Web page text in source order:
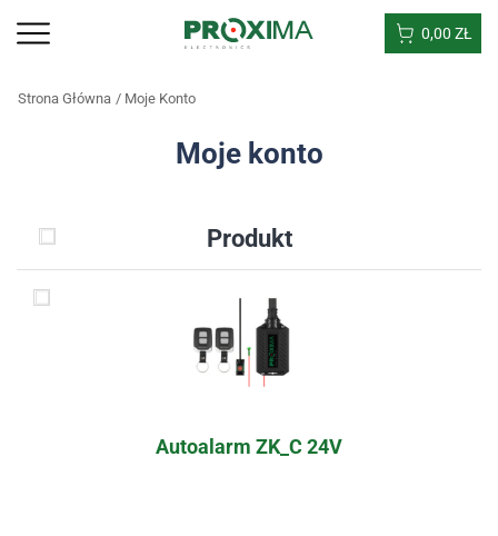
0,00 ZŁ
Strona Główna Moje Konto
Moje konto
Produkt
Autoalarm ZK_C 24V